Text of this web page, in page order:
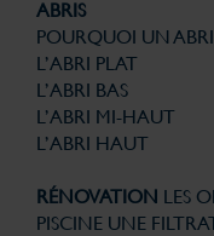
ABRIS
POURQUOI UN ABRI
L’ABRI PLAT
L’ABRI BAS
L’ABRI MI-HAUT
L’ABRI HAUT
RÉNOVATION LES
PISCINE UNE